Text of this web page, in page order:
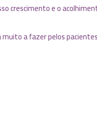
crescimento e o
a fazer pelos